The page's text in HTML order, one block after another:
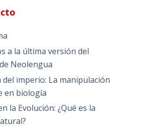
a la última versión del
Neolengua
del imperio: La manipulación
en biología
la Evolución: ¿Qué es la